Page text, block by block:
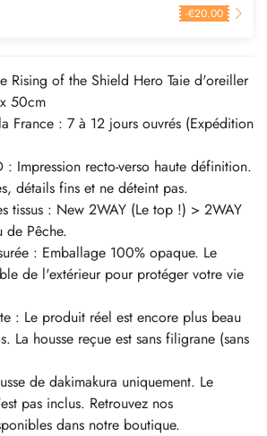
-€20.00
Rising of the Shield Hero Taie d'oreiller
50cm
France : 7 à 12 jours ouvrés (Expédition
: Impression recto-verso haute définition.
détails fins et ne déteint pas.
tissus : New 2WAY (Le top !) > 2WAY
de Pêche.
: Emballage 100% opaque. Le
de l'extérieur pour protéger votre vie
: Le produit réel est encore plus beau
La housse reçue est sans filigrane (sans
de dakimakura uniquement. Le
pas inclus. Retrouvez nos
dans notre boutique.